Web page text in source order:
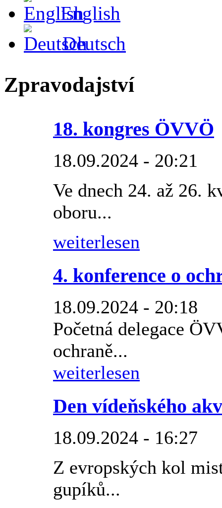
English
Deutsch
Zpravodajství
18. kongres ÖVVÖ
18.09.2024 - 20:21
Ve dnech 24. až 26.
oboru...
weiterlesen
4. konference o
18.09.2024 - 20:18
Početná delegace
ochraně...
weiterlesen
Den vídeňského
18.09.2024 - 16:27
Z evropských kol
gupíků...